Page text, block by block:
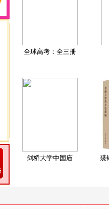
全球高考：全三册
剑桥大学中国庙 裘